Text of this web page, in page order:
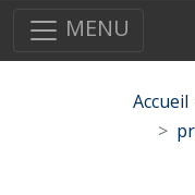
MENU
Accueil